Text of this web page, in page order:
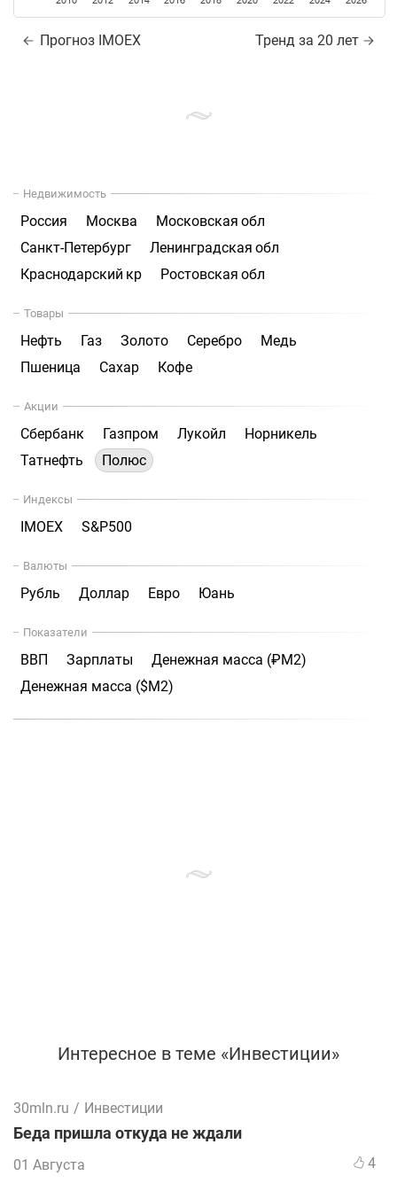
Прогноз IMOEX Тренд за 20 лет
Недвижимость
Россия Москва
Московская обл
Санкт-Петербург
Ленинградская обл
Краснодарский кр
Ростовская обл
Товары
Нефть Газ Золото Серебро
Медь
Пшеница
Сахар Кофе
Акции
Сбербанк Газпром Лукойл
Норникель
Татнефть
Полюс
Индексы
IMOEX S&P500
Валюты
Рубль Доллар Евро Юань
Показатели
ВВП Зарплаты
Денежная масса (₽М2)
Денежная масса ($М2)
Интересное в теме «Инвестиции»
30mln.ru / Инвестиции
Беда пришла откуда не ждали
01 Августа 4